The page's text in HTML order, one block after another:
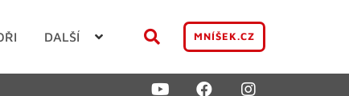
DALŠÍ MNÍŠEK.CZ